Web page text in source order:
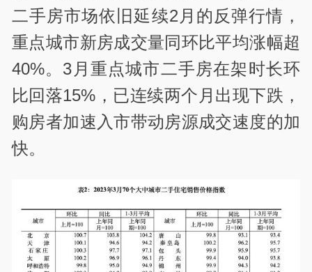
二手房市场依旧延续2月的反弹行情，
重点城市新房成交量同环比平均涨幅超
40%。3月重点城市二手房在架时长环
比回落15%，已连续两个月出现下跌，
购房者加速入市带动房源成交速度的加
快。